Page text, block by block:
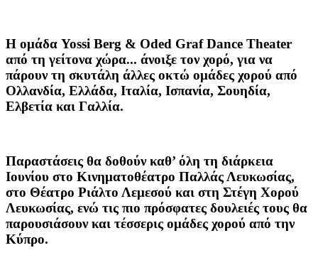
Η ομάδα Yossi Berg & Oded Graf Dance Theater
από τη γείτονα χώρα... άνοιξε τον χορό, για να
πάρουν τη σκυτάλη άλλες οκτώ ομάδες χορού από
Ολλανδία, Ελλάδα, Ιταλία, Ισπανία, Σουηδία,
Ελβετία και Γαλλία.
Παραστάσεις θα δοθούν καθ’ όλη τη διάρκεια
Ιουνίου στο Κινηματοθέατρο Παλλάς Λευκωσίας,
στο Θέατρο Ριάλτο Λεμεσού και στη Στέγη Χορού
Λευκωσίας, ενώ τις πιο πρόσφατες δουλειές τους θα
παρουσιάσουν και τέσσερις ομάδες χορού από την
Κύπρο.